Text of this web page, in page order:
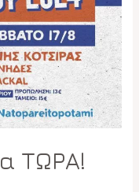
ΤΩΡΑ!